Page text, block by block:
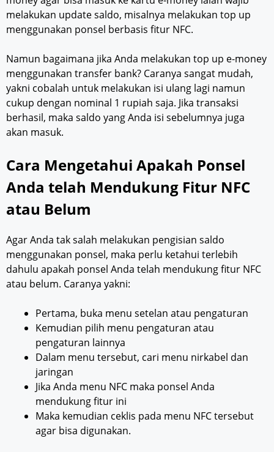
melakukan update saldo, misalnya melakukan top up
menggunakan ponsel berbasis fitur NFC.
Namun bagaimana jika Anda melakukan top up e-money
menggunakan transfer bank? Caranya sangat mudah,
yakni cobalah untuk melakukan isi ulang lagi namun
cukup dengan nominal 1 rupiah saja. Jika transaksi
berhasil, maka saldo yang Anda isi sebelumnya juga
akan masuk.
Cara Mengetahui Apakah Ponsel
Anda telah Mendukung Fitur NFC
atau Belum
Agar Anda tak salah melakukan pengisian saldo
menggunakan ponsel, maka perlu ketahui terlebih
dahulu apakah ponsel Anda telah mendukung fitur NFC
atau belum. Caranya yakni:
Pertama, buka menu setelan atau pengaturan
Kemudian pilih menu pengaturan atau
pengaturan lainnya
Dalam menu tersebut, cari menu nirkabel dan
jaringan
Jika Anda menu NFC maka ponsel Anda
mendukung fitur ini
Maka kemudian ceklis pada menu NFC tersebut
agar bisa digunakan.